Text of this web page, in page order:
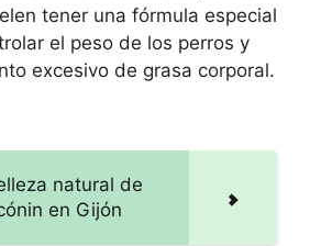
tener una fórmula especial
el peso de los perros y
excesivo de grasa corporal.
natural de
en Gijón